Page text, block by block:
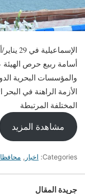
أسامة ربيع حرص الهيئة
والمؤسسات البحرية
الأزمة الراهنة في
المختلفة المرتبطة
مشاهدة المزيد
Categories: اخبار ,
جريدة المقال